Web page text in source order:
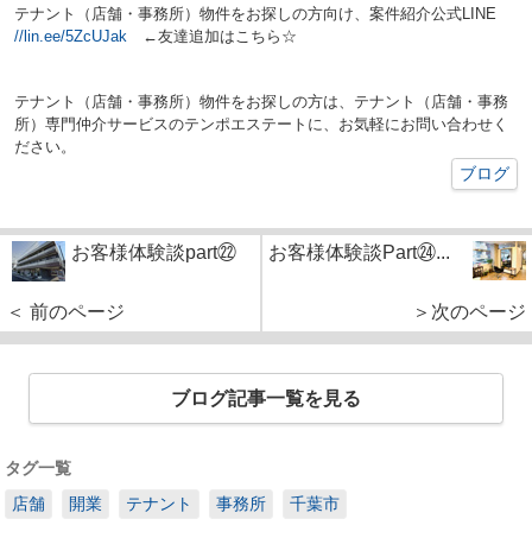
テナント（店舗・事務所）物件をお探しの方向け、案件紹介公式LINE
//lin.ee/5ZcUJak←友達追加はこちら☆
テナント（店舗・事務所）物件をお探しの方は、テナント（店舗・事務
所）専門仲介サービスのテンポエステートに、お気軽にお問い合わせく
ださい。
ブログ
お客様体験談part㉒
＜ 前のページ
お客様体験談Part㉔...
＞次のページ
ブログ記事一覧を見る
タグ一覧
店舗
開業 テナント 事務所 千葉市